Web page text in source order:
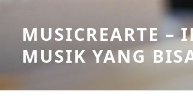
MUSICREARTE –
MUSIK YANG